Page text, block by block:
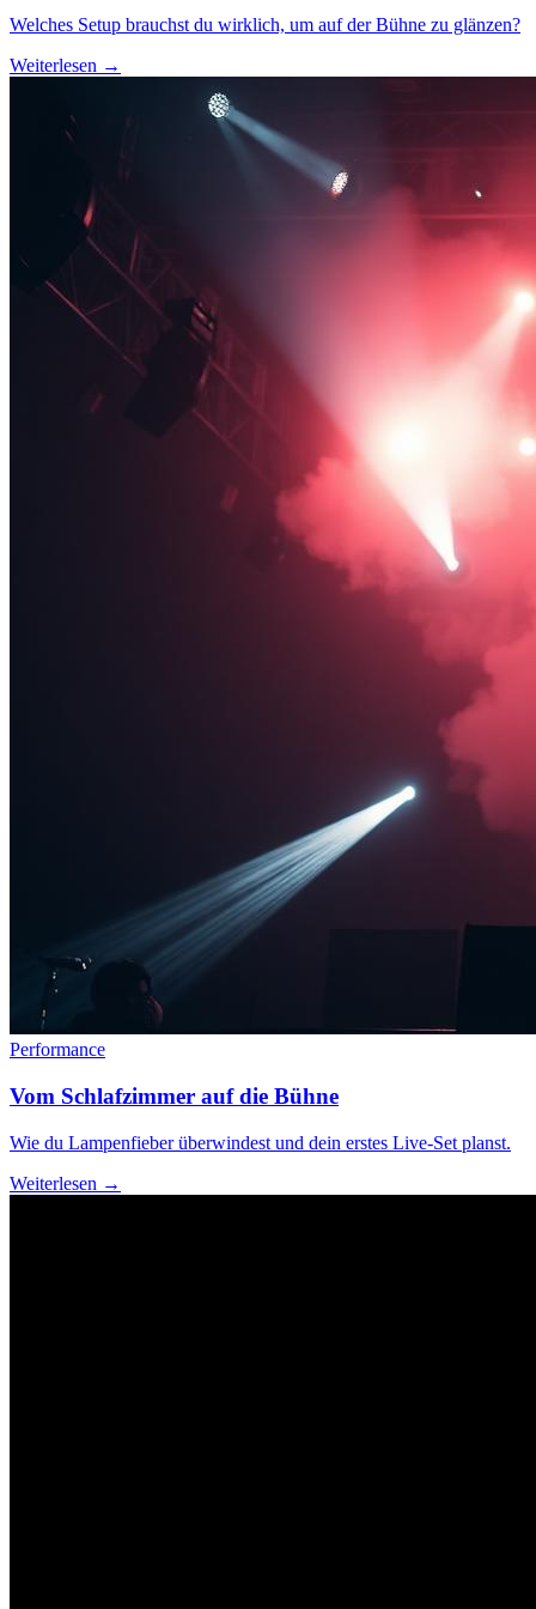
Welches Setup brauchst du wirklich, um auf der Bühne zu glänzen?
Weiterlesen →
Performance
Vom Schlafzimmer auf die Bühne
Wie du Lampenfieber überwindest und dein erstes Live-Set planst.
Weiterlesen →